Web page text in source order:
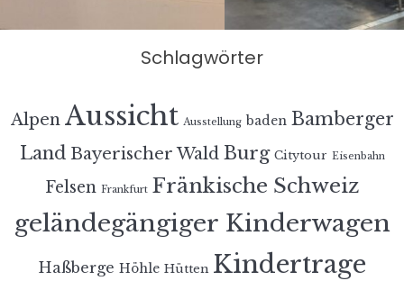
Schlagwörter
Alpen Aussicht Ausstellung baden Bamberger
Land Bayerischer Wald Burg Citytour Eisenbahn
Felsen Frankfurt Fränkische Schweiz
geländegängiger Kinderwagen
Haßberge Höhle Hütten Kindertrage